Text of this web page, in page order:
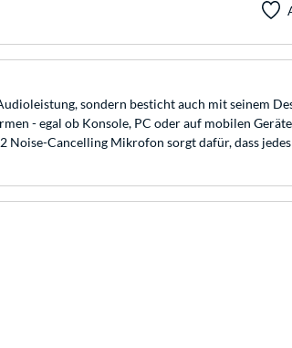
sondern besticht auch mit seinem
- egal ob Konsole, PC oder auf mobilen
Noise-Cancelling Mikrofon sorgt dafür, dass